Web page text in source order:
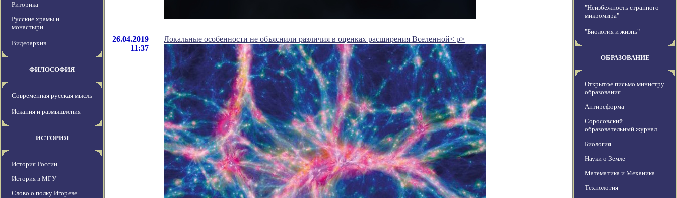
Риторика
Русские храмы и
монастыри
Видеоархив
ФИЛОСОФИЯ
Современная русская мысль
Искания и размышления
ИСТОРИЯ
История России
История в МГУ
Слово о полку Игореве
26.04.2019
11:37
Локальные особенности не объяснили различия в оценках расширения Вселенной< p>
"Неизбежность странного
микромира"
"Биология и жизнь"
ОБРАЗОВАНИЕ
Открытое письмо министру
образования
Антиреформа
Соросовский
образовательный журнал
Биология
Науки о Земле
Математика и Механика
Технология